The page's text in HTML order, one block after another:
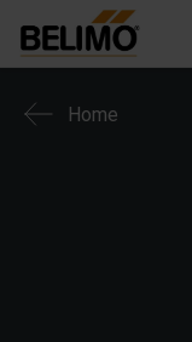
Home